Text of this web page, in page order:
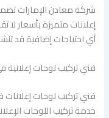
شركة معادن الإمارات
إعلانات متميزة بأسعار لا
أي احتياجات إضافية قد
فني تركيب لوحات
فني تركيب لوحات
خدمة تركيب اللوحات